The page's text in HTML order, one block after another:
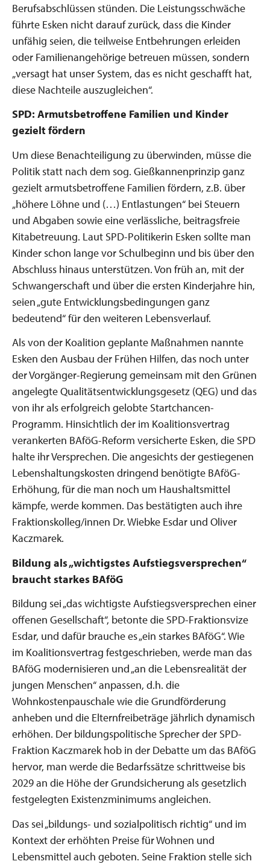
Berufsabschlüssen stünden. Die Leistungsschwäche
führte Esken nicht darauf zurück, dass die Kinder
unfähig seien, die teilweise Entbehrungen erleiden
oder Familienangehörige betreuen müssen, sondern
„versagt hat unser System, das es nicht geschafft hat,
diese Nachteile auszugleichen“.
SPD: Armutsbetroffene Familien und Kinder
gezielt fördern
Um diese Benachteiligung zu überwinden, müsse die
Politik statt nach dem sog. Gießkannenprinzip ganz
gezielt armutsbetroffene Familien fördern, z.B. über
„höhere Löhne und (…) Entlastungen“ bei Steuern
und Abgaben sowie eine verlässliche, beitragsfreie
Kitabetreuung. Laut SPD-Politikerin Esken sollte man
Kinder schon lange vor Schulbeginn und bis über den
Abschluss hinaus unterstützen. Von früh an, mit der
Schwangerschaft und über die ersten Kinderjahre hin,
seien „gute Entwicklungsbedingungen ganz
bedeutend“ für den weiteren Lebensverlauf.
Als von der Koalition geplante Maßnahmen nannte
Esken den Ausbau der Frühen Hilfen, das noch unter
der Vorgänger-Regierung gemeinsam mit den Grünen
angelegte Qualitätsentwicklungsgesetz (QEG) und das
von ihr als erfolgreich gelobte Startchancen-
Programm. Hinsichtlich der im Koalitionsvertrag
verankerten BAföG-Reform versicherte Esken, die SPD
halte ihr Versprechen. Die angesichts der gestiegenen
Lebenshaltungskosten dringend benötigte BAföG-
Erhöhung, für die man noch um Haushaltsmittel
kämpfe, werde kommen. Das bestätigten auch ihre
Fraktionskolleg/innen Dr. Wiebke Esdar und Oliver
Kaczmarek.
Bildung als „wichtigstes Aufstiegsversprechen“
braucht starkes BAföG
Bildung sei „das wichtigste Aufstiegsversprechen einer
offenen Gesellschaft“, betonte die SPD-Fraktionsvize
Esdar, und dafür brauche es „ein starkes BAföG“. Wie
im Koalitionsvertrag festgeschrieben, werde man das
BAföG modernisieren und „an die Lebensrealität der
jungen Menschen“ anpassen, d.h. die
Wohnkostenpauschale wie die Grundförderung
anheben und die Elternfreibeträge jährlich dynamisch
erhöhen. Der bildungspolitische Sprecher der SPD-
Fraktion Kaczmarek hob in der Debatte um das BAföG
hervor, man werde die Bedarfssätze schrittweise bis
2029 an die Höhe der Grundsicherung als gesetzlich
festgelegten Existenzminimums angleichen.
Das sei „bildungs- und sozialpolitisch richtig“ und im
Kontext der erhöhten Preise für Wohnen und
Lebensmittel auch geboten. Seine Fraktion stelle sich